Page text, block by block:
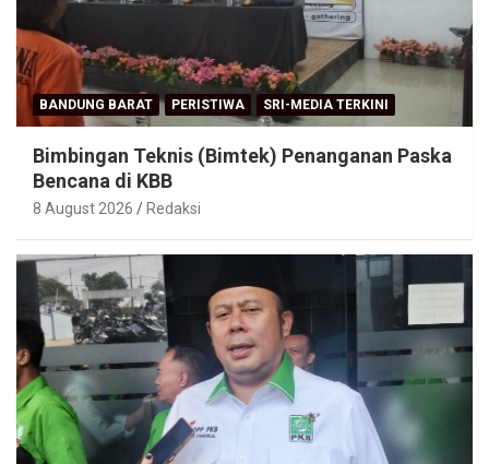
BANDUNG BARAT PERISTIWA SRI-MEDIA TERKINI
Bimbingan Teknis (Bimtek) Penanganan Paska
Bencana di KBB
8 August 2026 Redaksi